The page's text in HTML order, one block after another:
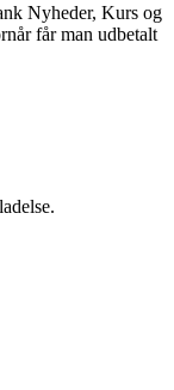
Nyheder, Kurs og
får man udbetalt